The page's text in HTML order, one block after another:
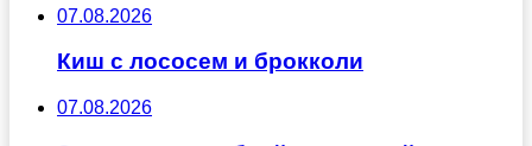
07.08.2026
Киш с лососем и брокколи
07.08.2026